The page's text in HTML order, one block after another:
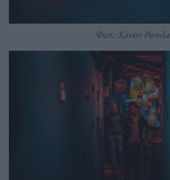
Φωτ.: Xavier Portela